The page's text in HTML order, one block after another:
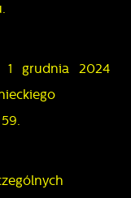
1 grudnia 2024